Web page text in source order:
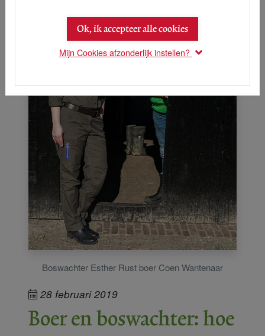
Boswachter Esther Rust boer Coen Wantenaar
28 februari 2019
Boer en boswachter: hoe
Ok, ik accepteer alle cookies
Mijn Cookies afzonderlijk instellen?